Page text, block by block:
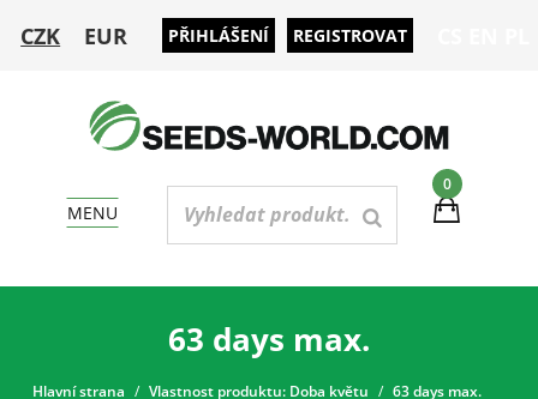
CZK EUR PŘIHLÁŠENÍ REGISTROVAT
0
MENU
63 days max.
Hlavní strana Vlastnost produktu: Doba květu 63 days max.